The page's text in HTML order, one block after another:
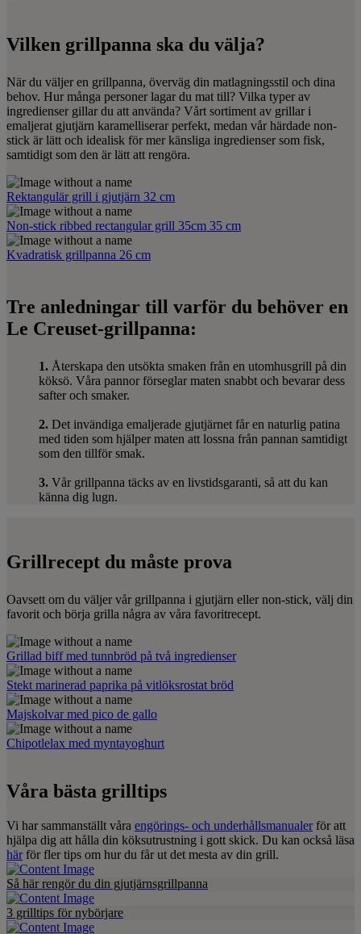
Vilken grillpanna ska du välja?
När du väljer en grillpanna, överväg din matlagningsstil och dina
behov. Hur många personer lagar du mat till? Vilka typer av
ingredienser gillar du att använda? Vårt sortiment av grillar i
emaljerat gjutjärn karamelliserar perfekt, medan vår härdade non-
stick är lätt och idealisk för mer känsliga ingredienser som fisk,
samtidigt som den är lätt att rengöra.
Rektangulär grill i gjutjärn 32 cm
Non-stick ribbed rectangular grill 35cm 35 cm
Kvadratisk grillpanna 26 cm
Tre anledningar till varför du behöver en
Le Creuset-grillpanna:
1. Återskapa den utsökta smaken från en utomhusgrill på din
köksö. Våra pannor förseglar maten snabbt och bevarar dess
safter och smaker.
2. Det invändiga emaljerade gjutjärnet får en naturlig patina
med tiden som hjälper maten att lossna från pannan samtidigt
som den tillför smak.
3. Vår grillpanna täcks av en livstidsgaranti, så att du kan
känna dig lugn.
Grillrecept du måste prova
Oavsett om du väljer vår grillpanna i gjutjärn eller non-stick, välj din
favorit och börja grilla några av våra favoritrecept.
Grillad biff med tunnbröd på två ingredienser
Stekt marinerad paprika på vitlöksrostat bröd
Majskolvar med pico de gallo
Chipotlelax med myntayoghurt
Våra bästa grilltips
Vi har sammanställt våra engörings- och underhållsmanualer för att
hjälpa dig att hålla din köksutrustning i gott skick. Du kan också läsa
här för fler tips om hur du får ut det mesta av din grill.
Så här rengör du din gjutjärnsgrillpanna
3 grilltips för nybörjare